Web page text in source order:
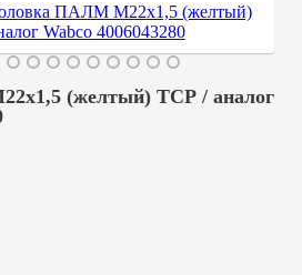
(желтый) ТСР / аналог